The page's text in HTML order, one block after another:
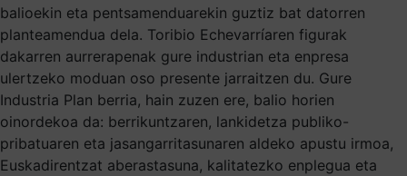
balioekin eta pentsamenduarekin guztiz bat datorren
planteamendua dela. Toribio Echevarríaren figurak
dakarren aurrerapenak gure industrian eta enpresa
ulertzeko moduan oso presente jarraitzen du. Gure
Industria Plan berria, hain zuzen ere, balio horien
oinordekoa da: berrikuntzaren, lankidetza publiko-
pribatuaren eta jasangarritasunaren aldeko apustu irmoa,
Euskadirentzat aberastasuna, kalitatezko enplegua eta